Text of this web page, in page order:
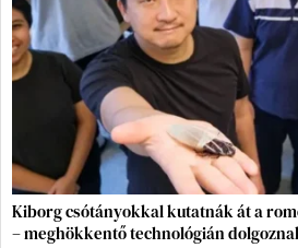
Kiborg csótányokkal kutatnák át a
– meghökkentő technológián